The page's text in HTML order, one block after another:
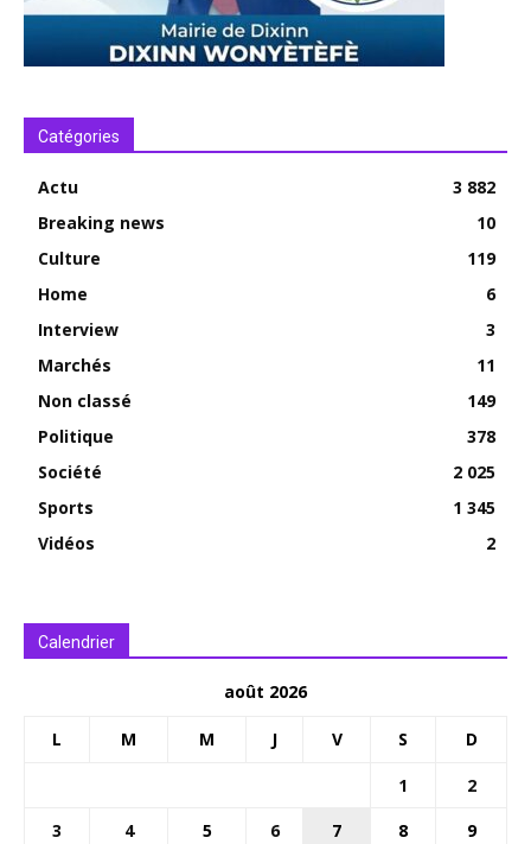
Catégories
Actu
3 882
Breaking news
10
Culture
119
Home
6
Interview
3
Marchés
11
Non classé
149
Politique
378
Société
2 025
Sports
1 345
Vidéos
2
Calendrier
août 2026
L M M J V S D
1
2
3
4 5 6 7 8
9